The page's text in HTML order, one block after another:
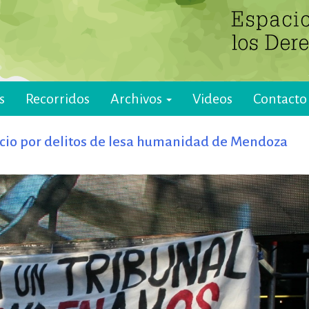
Recorridos Archivos Videos Contacto
por delitos de lesa humanidad de Mendoza